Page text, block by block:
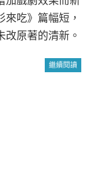
吃》篇幅短，
改原著的清新。
繼續閱讀